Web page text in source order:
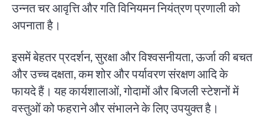
उन्नत चर आवृत्ति और गति विनियमन नियंत्रण प्रणाली को
अपनाता है।
इसमें बेहतर प्रदर्शन, सुरक्षा और विश्वसनीयता, ऊर्जा की बचत
और उच्च दक्षता, कम शोर और पर्यावरण संरक्षण आदि के
फायदे हैं। यह कार्यशालाओं, गोदामों और बिजली स्टेशनों में
वस्तुओं को फहराने और संभालने के लिए उपयुक्त है।